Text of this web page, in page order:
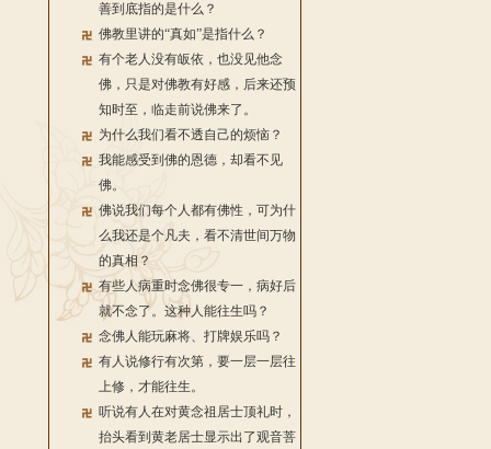
善到底指的是什么？
佛教里讲的“真如”是指什么？
有个老人没有皈依，也没见他念
佛，只是对佛教有好感，后来还预
知时至，临走前说佛来了。
为什么我们看不透自己的烦恼？
我能感受到佛的恩德，却看不见
佛。
佛说我们每个人都有佛性，可为什
么我还是个凡夫，看不清世间万物
的真相？
有些人病重时念佛很专一，病好后
就不念了。这种人能往生吗？
念佛人能玩麻将、打牌娱乐吗？
有人说修行有次第，要一层一层往
上修，才能往生。
听说有人在对黄念祖居士顶礼时，
抬头看到黄老居士显示出了观音菩